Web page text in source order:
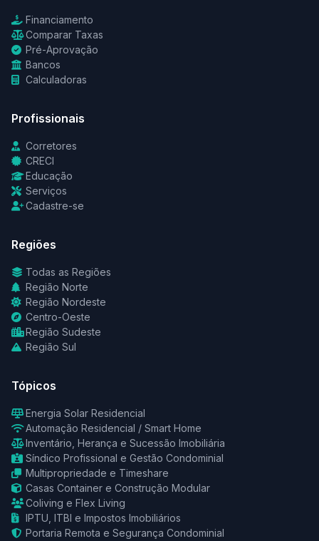
Financiamento
Comparar Taxas
Pré-Aprovação
Bancos
Calculadoras
Profissionais
Corretores
CRECI
Educação
Serviços
Cadastre-se
Regiões
Todas as Regiões
Região Norte
Região Nordeste
Centro-Oeste
Região Sudeste
Região Sul
Tópicos
Energia Solar Residencial
Automação Residencial / Smart Home
Inventário, Herança e Sucessão Imobiliária
Síndico Profissional e Gestão Condominial
Multipropriedade e Timeshare
Casas Container e Construção Modular
Coliving e Flex Living
IPTU, ITBI e Impostos Imobiliários
Portaria Remota e Segurança Condominial